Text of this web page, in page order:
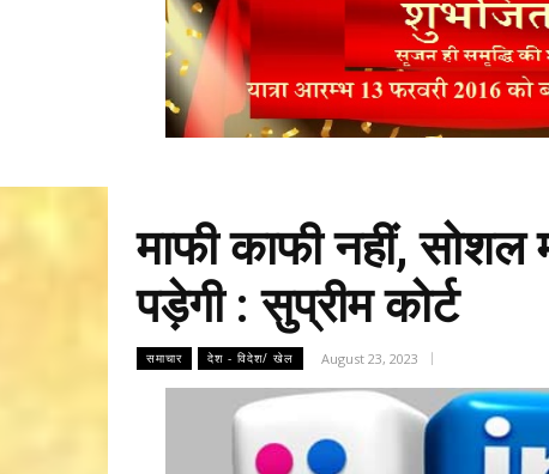
माफी काफी नहीं, सोशल
पड़ेगी : सुप्रीम कोर्ट
समाचार देश - विदेश/ खेल August 23, 2023